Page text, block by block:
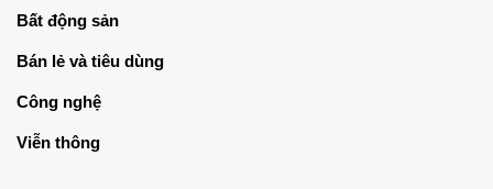
Bất động sản
Bán lẻ và tiêu dùng
Công nghệ
Viễn thông